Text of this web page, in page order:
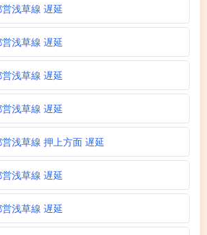
浅草線 遅延
浅草線 遅延
浅草線 遅延
浅草線 遅延
営浅草線 押上方面 遅延
浅草線 遅延
浅草線 遅延